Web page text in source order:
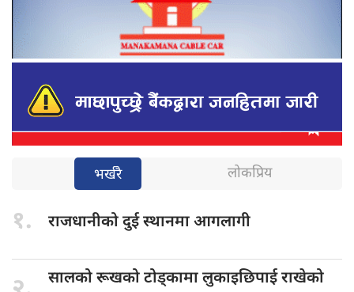
भर्खरै लोकप्रिय
१. राजधानीको दुईस्थानमा आगलागी
सालको रूखकोटोड्कामा लुकाइछिपाई राखेको